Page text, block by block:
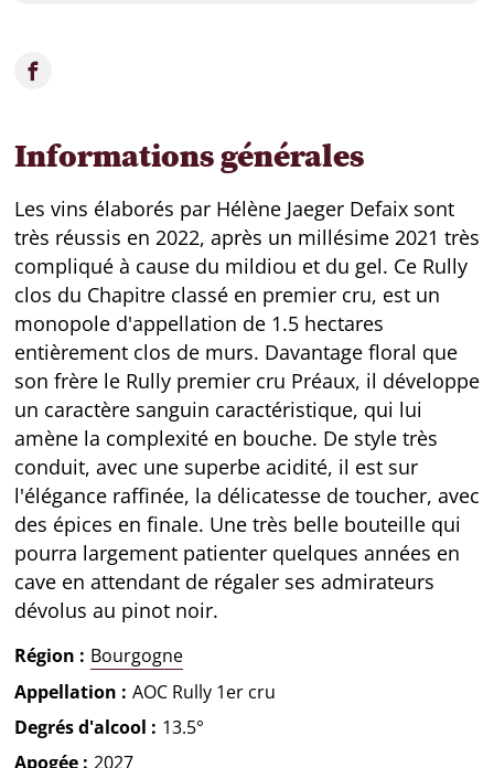
Informations générales
Les vins élaborés par Hélène Jaeger Defaix sont
très réussis en 2022, après un millésime 2021 très
compliqué à cause du mildiou et du gel. Ce Rully
clos du Chapitre classé en premier cru, est un
monopole d'appellation de 1.5 hectares
entièrement clos de murs. Davantage floral que
son frère le Rully premier cru Préaux, il développe
un caractère sanguin caractéristique, qui lui
amène la complexité en bouche. De style très
conduit, avec une superbe acidité, il est sur
l'élégance raffinée, la délicatesse de toucher, avec
des épices en finale. Une très belle bouteille qui
pourra largement patienter quelques années en
cave en attendant de régaler ses admirateurs
dévolus au pinot noir.
Région
Bourgogne
Appellation
AOC Rully 1er cru
Degrés d'alcool
13.5°
Apogée
2027